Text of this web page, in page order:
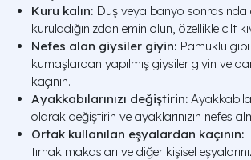
Kuru kalın: Duş veya banyo sonrasında
kuruladığınızdan emin olun, özellikle cilt
Nefes alan giysiler giyin: Pamuklu
kumaşlardan yapılmış giysiler giyin ve
kaçının.
Ayakkabılarınızı değiştirin:
olarak değiştirin ve ayaklarınızın nefes
Ortak kullanılan eşyalardan kaçının:
tırnak makasları ve diğer kişisel